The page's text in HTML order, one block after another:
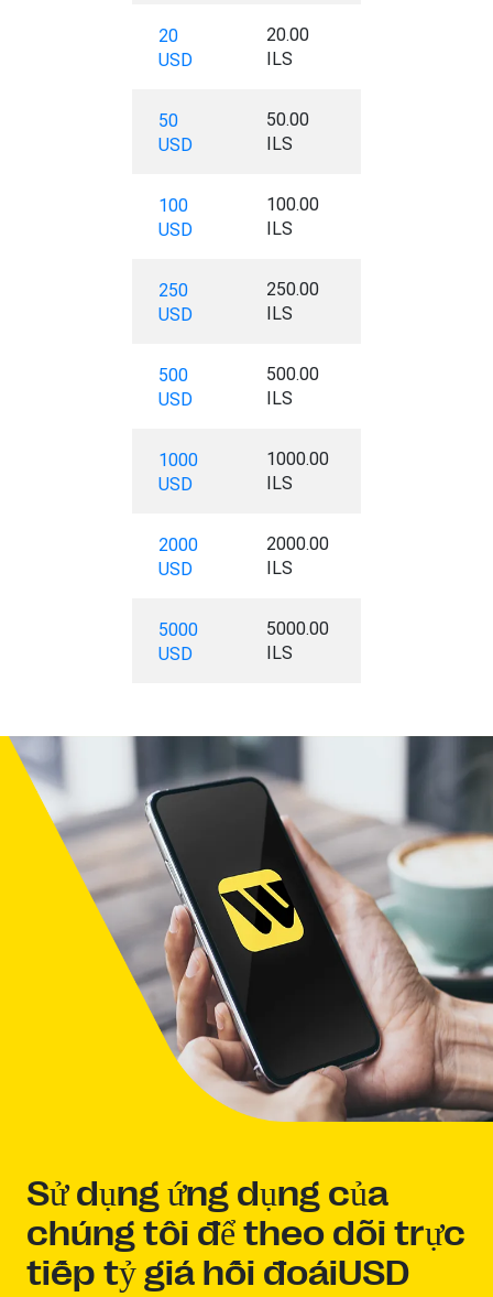
20
USD
20.00
ILS
50
USD
50.00
ILS
100
USD
100.00
ILS
250
USD
250.00
ILS
500
USD
500.00
ILS
1000
USD
1000.00
ILS
2000
USD
2000.00
ILS
5000
USD
5000.00
ILS
Sử dụng ứng dụng của
chúng tôi để theo dõi trực
tiếp tỷ giá hối đoáiUSD